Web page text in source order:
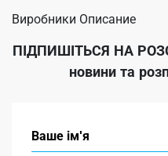
Виробники Описание
ПІДПИШІТЬСЯ НА
новини та